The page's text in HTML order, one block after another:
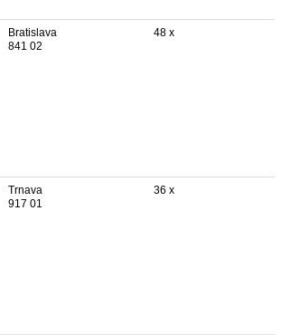
Bratislava
841 02
48 x
Trnava
917 01
36 x